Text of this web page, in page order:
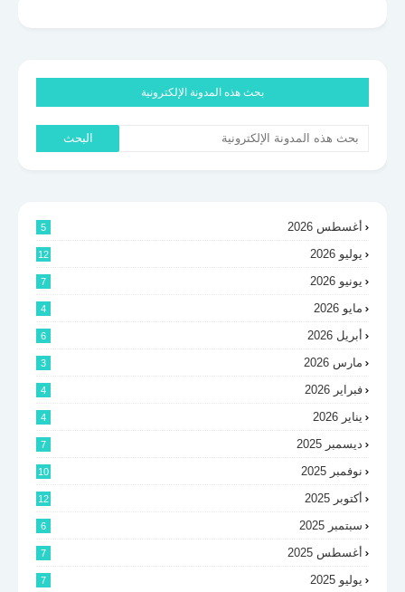
بحث هذه المدونة الإلكترونية
أغسطس 2026 5
يوليو 2026 12
يونيو 2026 7
مايو 2026 4
أبريل 2026 6
مارس 2026 3
فبراير 2026 4
يناير 2026 4
ديسمبر 2025 7
نوفمبر 2025 10
أكتوبر 2025 12
سبتمبر 2025 6
أغسطس 2025 7
يوليو 2025 7